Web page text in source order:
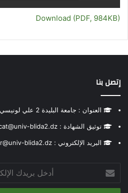
Download (PDF, 984KB)
إتصل بنا
العنوان : جامعة البليدة 2 علي لونيسي - البليدة - الجزائر
توثيق الشهادة : authentification.certificat@univ-blida2.dz
البريد الإلكتروني : webmaster@univ-blida2.dz
بريدك
الإلكتروني